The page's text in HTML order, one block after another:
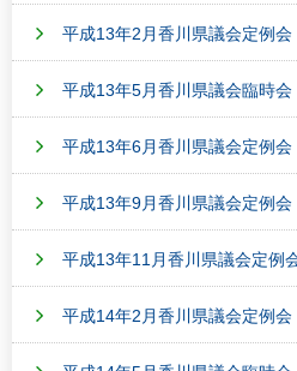
平成13年2月香川県議会定例
平成13年5月香川県議会臨時
平成13年6月香川県議会定例
平成13年9月香川県議会定例
平成13年11月香川県議会定
平成14年2月香川県議会定例